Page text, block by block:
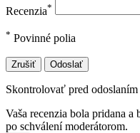
Recenzia*
* Povinné polia
Zrušiť Odoslať
Skontrolovať pred odoslaním
Vaša recenzia bola pridana a
po schválení moderátorom.